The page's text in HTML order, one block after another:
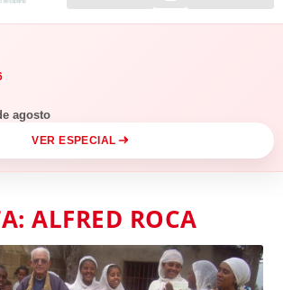
agosto
VER ESPECIAL
ALFRED ROCA